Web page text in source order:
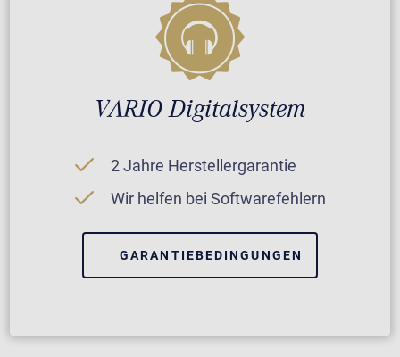
VARIO Digitalsystem
2 Jahre Herstellergarantie
Wir helfen bei Softwarefehlern
GARANTIEBEDINGUNGEN